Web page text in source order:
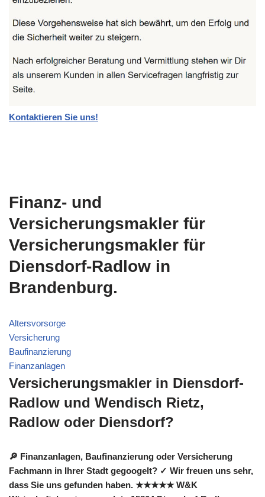
Kontaktieren Sie uns!
Finanz- und
Versicherungsmakler für
Versicherungsmakler für
Diensdorf-Radlow in
Brandenburg.
Altersvorsorge
Versicherung
Baufinanzierung
Finanzanlagen
Versicherungsmakler in Diensdorf-
Radlow und Wendisch Rietz,
Radlow oder Diensdorf?
🔎 Finanzanlagen, Baufinanzierung oder Versicherung
Fachmann in Ihrer Stadt gegoogelt? ✓ Wir freuen uns sehr,
dass Sie uns gefunden haben. ★★★★★ W&K